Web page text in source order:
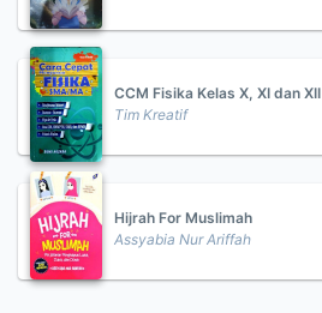
CCM Fisika Kelas X, XI dan XII
Tim Kreatif
Hijrah For Muslimah
Assyabia Nur Ariffah